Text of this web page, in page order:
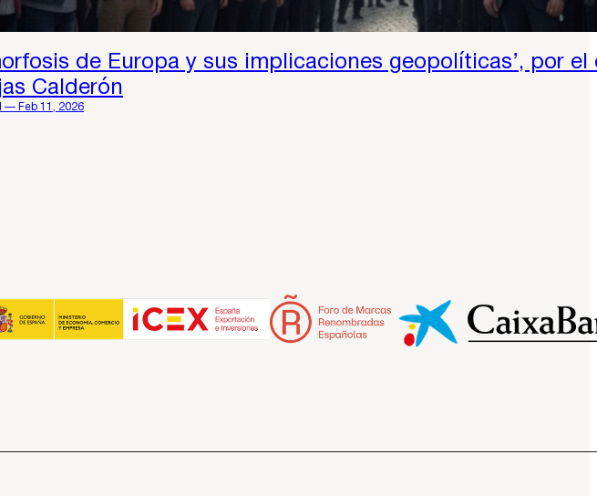
de Europa y sus implicaciones geopolíticas’, por
Calderón
— Feb 11, 2026